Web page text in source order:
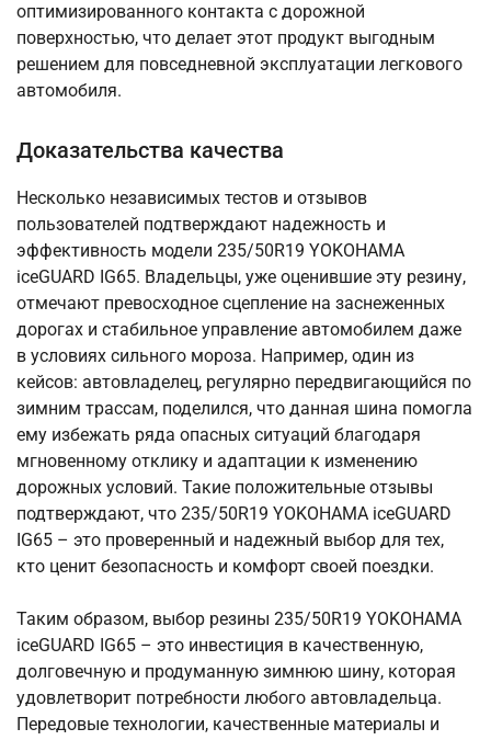
оптимизированного контакта с дорожной
поверхностью, что делает этот продукт выгодным
решением для повседневной эксплуатации легкового
автомобиля.
Доказательства качества
Несколько независимых тестов и отзывов
пользователей подтверждают надежность и
эффективность модели 235/50R19 YOKOHAMA
iceGUARD IG65. Владельцы, уже оценившие эту резину,
отмечают превосходное сцепление на заснеженных
дорогах и стабильное управление автомобилем даже
в условиях сильного мороза. Например, один из
кейсов: автовладелец, регулярно передвигающийся по
зимним трассам, поделился, что данная шина помогла
ему избежать ряда опасных ситуаций благодаря
мгновенному отклику и адаптации к изменению
дорожных условий. Такие положительные отзывы
подтверждают, что 235/50R19 YOKOHAMA iceGUARD
IG65 – это проверенный и надежный выбор для тех,
кто ценит безопасность и комфорт своей поездки.
Таким образом, выбор резины 235/50R19 YOKOHAMA
iceGUARD IG65 – это инвестиция в качественную,
долговечную и продуманную зимнюю шину, которая
удовлетворит потребности любого автовладельца.
Передовые технологии, качественные материалы и